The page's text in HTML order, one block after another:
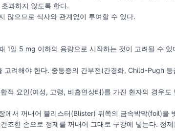
과하지 않도록 한다.
않으므로 식사와 관계없이 투여할 수 있다.
1일 5 mg 이하의 용량으로 시작하는 것이 고려될 수 있
고려해야 한다. 중등증의 간부전(간경화, Child-Pugh
적 요인(여성, 고령, 비흡연상태)를 가진 환자의 경우도
에서 꺼내어 블리스터(Blister) 뒤쪽의 금속박막(foil)을
조한 손으로 정제를 꺼내어 그대로 구강에 넣는다. 정